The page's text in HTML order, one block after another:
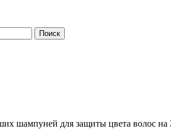
шампуней для защиты цвета волос на